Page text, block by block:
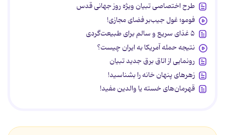
طرح اختصاصی تبیان ویژه روز جهانی قدس
فومو؛ غول جیب‌بر فضای مجازی!
۵ غذای سریع و سالم برای طبیعت‌گردی
نتیجه حمله آمریکا به ایران چیست؟
رونمایی از اتاق برق جدید تبیان
زهرهای پنهان خانه را بشناسید!
قهرمان‌های خسته یا والدین مفید!